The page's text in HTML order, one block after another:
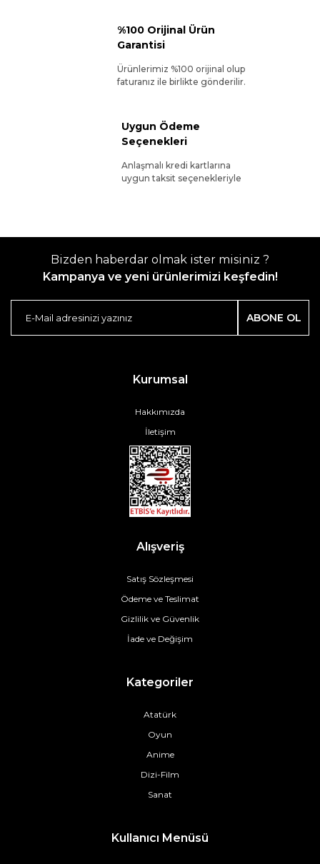
%100 Orijinal Ürün
Garantisi
Ürünlerimiz %100 orijinal olup
faturanız ile birlikte gönderilir.
Uygun Ödeme
Seçenekleri
Anlaşmalı kredi kartlarına
uygun taksit seçenekleriyle
Bizden haberdar olmak ister misiniz ?
Kampanya ve yeni ürünlerimizi keşfedin!
ABONE OL
Kurumsal
Hakkımızda
İletişim
Alışveriş
Satış Sözleşmesi
Ödeme ve Teslimat
Gizlilik ve Güvenlik
İade ve Değişim
Kategoriler
Atatürk
Oyun
Anime
Dizi-Film
Sanat
Kullanıcı Menüsü